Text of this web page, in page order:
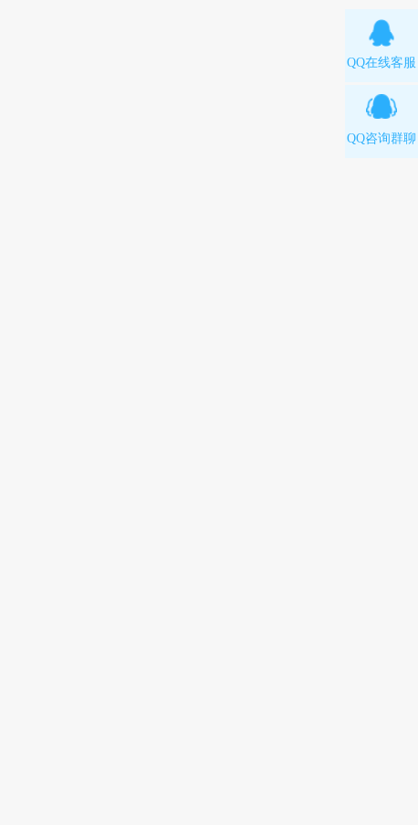
QQ在线客服
QQ咨询群聊